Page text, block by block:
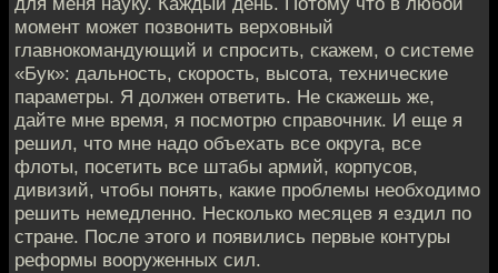
момент может позвонить верховный
главнокомандующий и спросить, скажем, о системе
«Бук»: дальность, скорость, высота, технические
параметры. Я должен ответить. Не скажешь же,
дайте мне время, я посмотрю справочник. И еще я
решил, что мне надо объехать все округа, все
флоты, посетить все штабы армий, корпусов,
дивизий, чтобы понять, какие проблемы необходимо
решить немедленно. Несколько месяцев я ездил по
стране. После этого и появились первые контуры
реформы вооруженных сил.